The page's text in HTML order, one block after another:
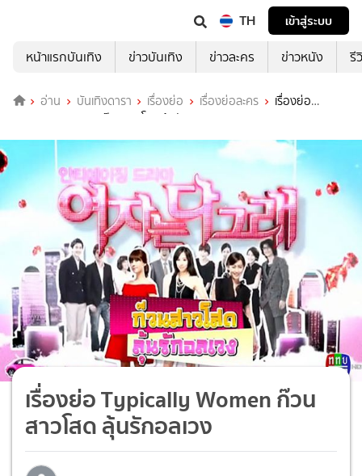
TH
เข้าสู่ระบบ
หน้าแรกบันเทิง
ข่าวบันเทิง ข่าวละคร ข่าวหนัง รี
อ่าน บันเทิงดารา เรื่องย่อ เรื่องย่อละคร
เรื่องย่อ
Typically Women ก๊วนสาวโสด ลุ้นรักอลเวง
เรื่องย่อ Typically Women ก๊วน
สาวโสด ลุ้นรักอลเวง